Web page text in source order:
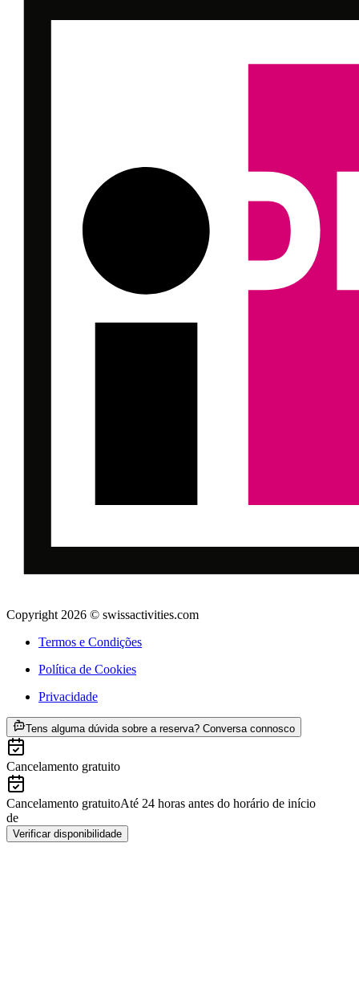
Copyright 2026 © swissactivities.com
Termos e Condições
Política de Cookies
Privacidade
Tens alguma dúvida sobre a reserva? Conversa connosco
Cancelamento gratuito
Cancelamento gratuitoAté 24 horas antes do horário de início
de
Verificar disponibilidade